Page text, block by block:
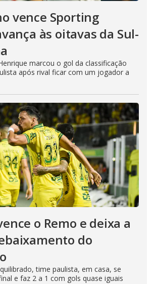
vence Sporting
às oitavas da Sul-
marcou o gol da classificação
após rival ficar com um jogador a
o Remo e deixa a
do
time paulista, em casa, se
e faz 2 a 1 com gols quase iguais